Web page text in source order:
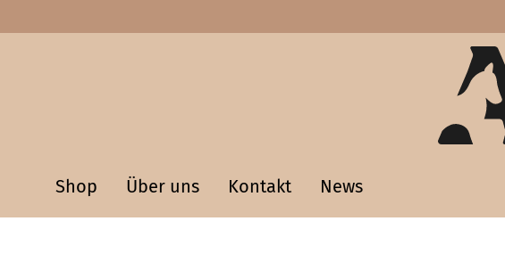
Shop Über uns Kontakt News